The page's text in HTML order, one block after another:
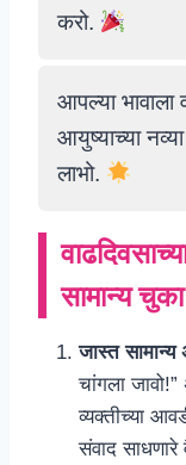
करो.
आपल्या भावाला
आयुष्याच्या
लाभो.
सामान्य चुका
जास्त
चांगला
व्यक्तीच्या
संवाद साधणारे